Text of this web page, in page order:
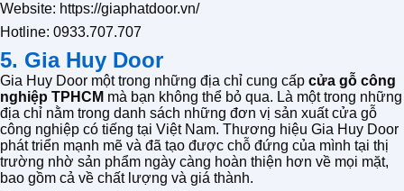
Website: https://giaphatdoor.vn/
Hotline: 0933.707.707
5. Gia Huy Door
Gia Huy Door một trong những địa chỉ cung cấp cửa gỗ công
nghiệp TPHCM mà bạn không thể bỏ qua. Là một trong những
địa chỉ nằm trong danh sách những đơn vị sản xuất cửa gỗ
công nghiệp có tiếng tại Việt Nam. Thương hiệu Gia Huy Door
phát triển mạnh mẽ và đã tạo được chỗ đứng của mình tại thị
trường nhờ sản phẩm ngày càng hoàn thiện hơn về mọi mặt,
bao gồm cả về chất lượng và giá thành.